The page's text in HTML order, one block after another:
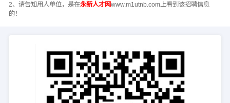
2、请告知用人单位，是在永新人才网www.m1utnb.com上看到该招聘信息
的！